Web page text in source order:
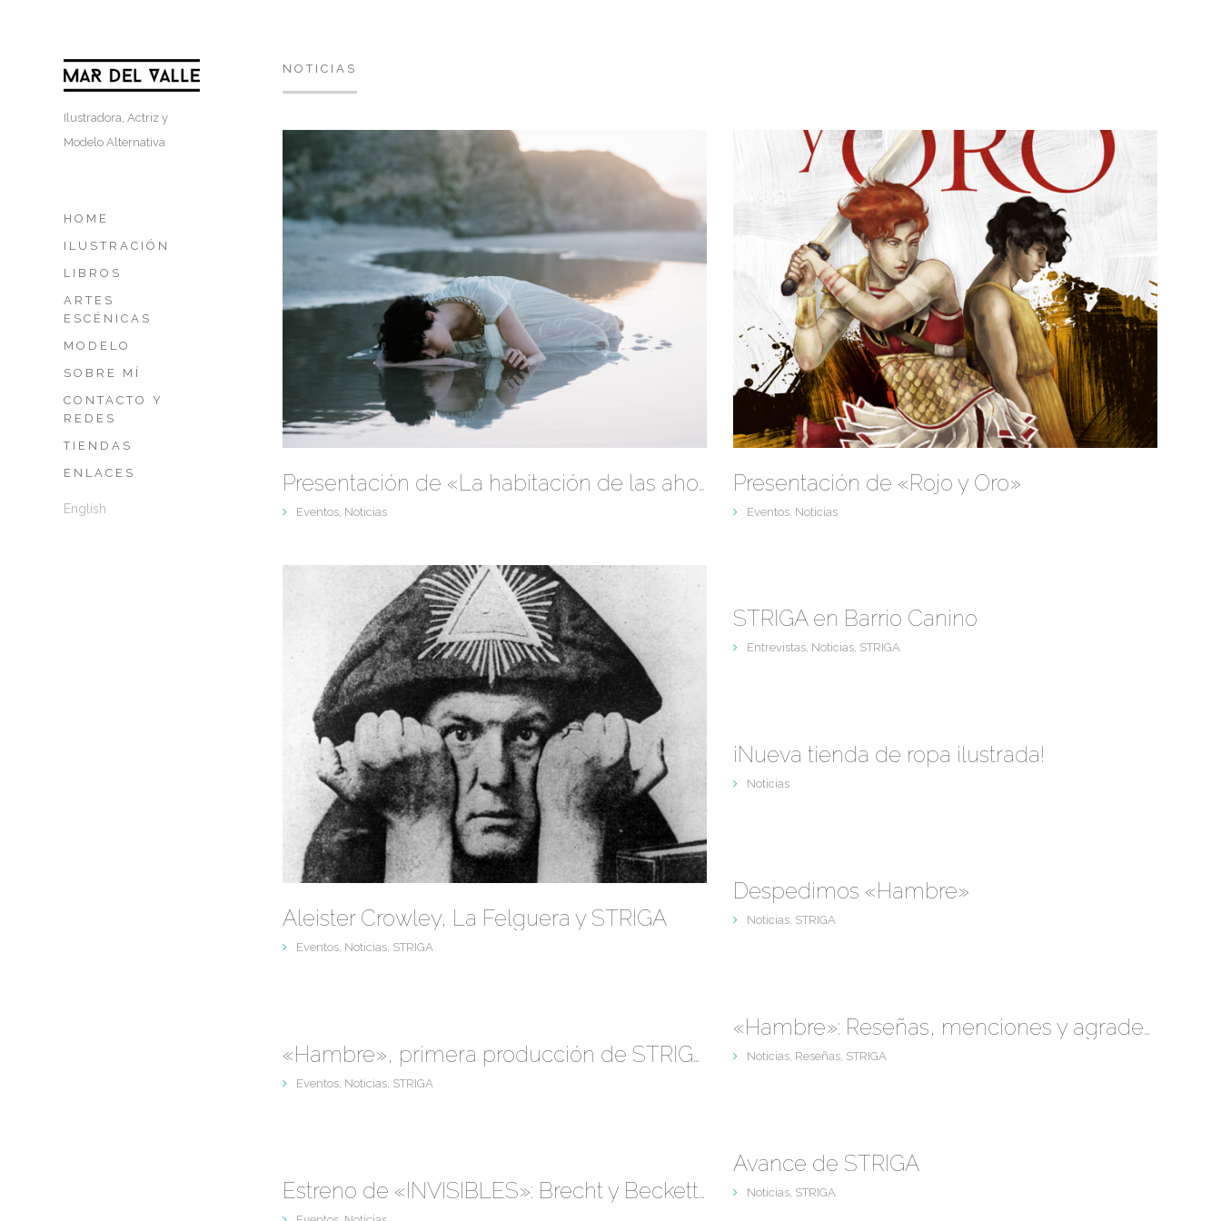
Ilustradora, Actriz y
Modelo Alternativa
HOME
ILUSTRACIÓN
LIBROS
ARTES
ESCÉNICAS
MODELO
SOBRE MÍ
CONTACTO Y
REDES
TIENDAS
ENLACES
English
NOTICIAS
Presentación de «La habitación de las ahogadas» de Alana Portero
Eventos Noticias
Presentación de «Rojo y Oro»
Eventos Noticias
Aleister Crowley, La Felguera y STRIGA
Eventos Noticias STRIGA
STRIGA en Barrio Canino
Entrevistas, Noticias, STRIGA
¡Nueva tienda de ropa ilustrada!
Noticias
Despedimos «Hambre»
Noticias, STRIGA
«Hambre»: Reseñas, menciones y agradecimientos
Noticias, Reseñas, STRIGA
«Hambre», primera producción de STRIGA
Eventos, Noticias, STRIGA
Avance de STRIGA
Noticias, STRIGA
Estreno de «INVISIBLES»: Brecht y Beckett en La Usina